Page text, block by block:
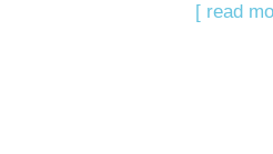
[ read